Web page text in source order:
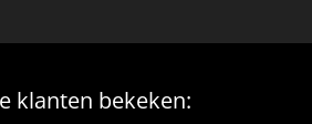
klanten bekeken: